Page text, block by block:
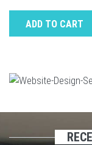
ADD TO CART